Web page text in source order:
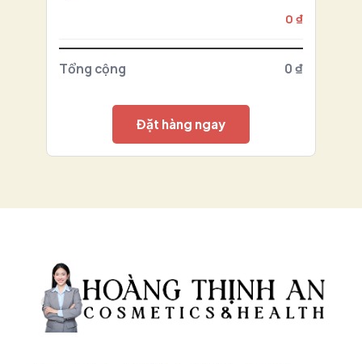
0 ₫
Tổng cộng 0 ₫
Đặt hàng ngay